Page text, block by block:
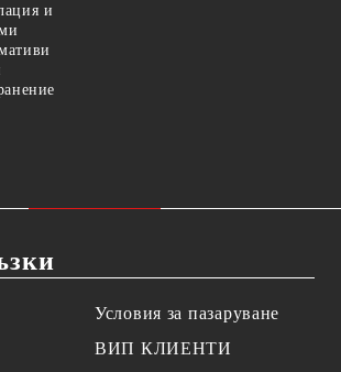
и
Условия за пазаруване
ВИП КЛИЕНТИ